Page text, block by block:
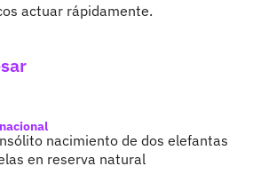
actuar rápidamente.
nacimiento de dos elefantas
en reserva natural